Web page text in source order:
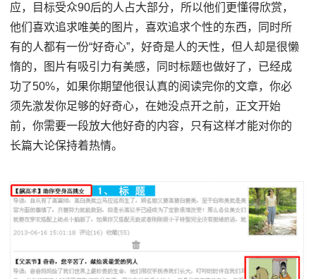
应，目标受众90后的人占大部分，所以他们更懂得欣赏，
他们喜欢追求唯美的图片，喜欢追求个性的东西，同时所
有的人都有一份“好奇心”，好奇是人的天性，但人却是很懒
惰的，图片有吸引力有美感，同时标题也做好了，已经成
功了50%，如果你期望他很认真的阅读完你的文章，你必
须先激发你足够的好奇心，在她没点开之前，正文开始
前，你需要一段放大他好奇的内容，只有这样才能对你的
长篇大论保持着热情。